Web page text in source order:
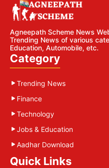
Agneepath Scheme News
Trending News of various
Education, Automobile, etc.
Category
Trending News
Finance
Technology
Jobs & Education
Aadhar Download
Quick Links